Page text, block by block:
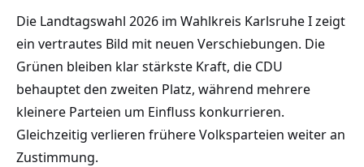
Die Landtagswahl 2026 im Wahlkreis Karlsruhe I zeigt
ein vertrautes Bild mit neuen Verschiebungen. Die
Grünen bleiben klar stärkste Kraft, die CDU
behauptet den zweiten Platz, während mehrere
kleinere Parteien um Einfluss konkurrieren.
Gleichzeitig verlieren frühere Volksparteien weiter an
Zustimmung.